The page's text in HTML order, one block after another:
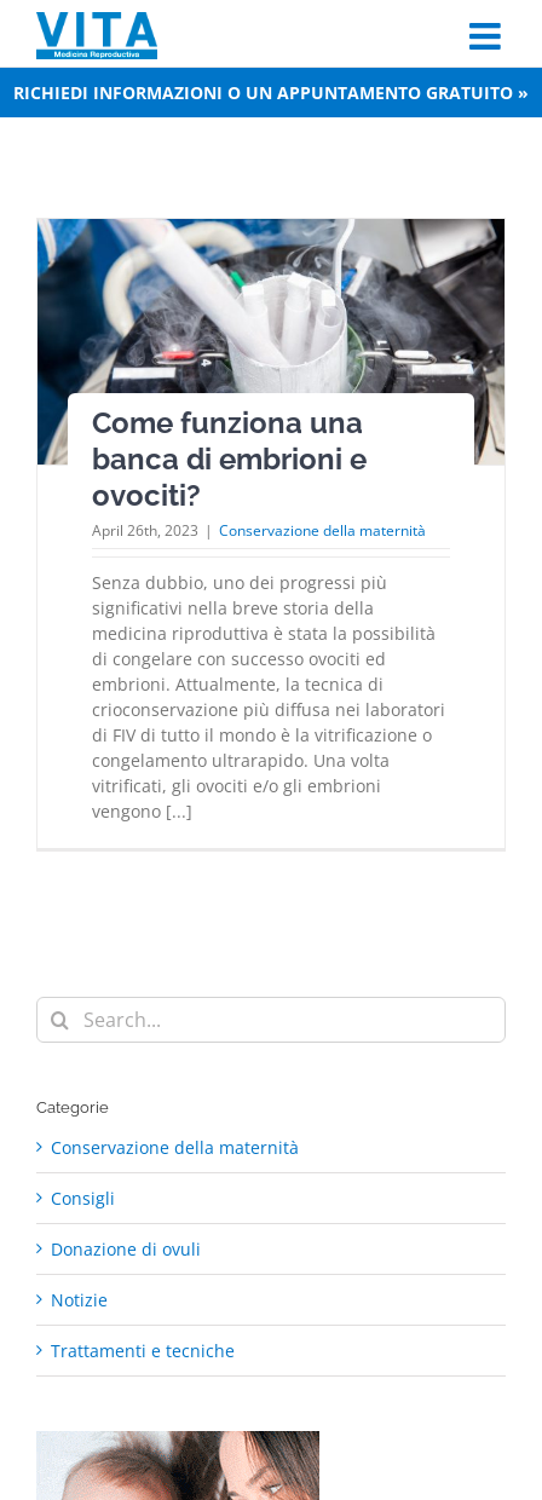
content
RICHIEDI INFORMAZIONI O UN APPUNTAMENTO GRATUITO »
Come funziona una
banca di embrioni e
ovociti?
April 26th, 2023 | Conservazione della maternità
Senza dubbio, uno dei progressi più
significativi nella breve storia della
medicina riproduttiva è stata la possibilità
di congelare con successo ovociti ed
embrioni. Attualmente, la tecnica di
crioconservazione più diffusa nei laboratori
di FIV di tutto il mondo è la vitrificazione o
congelamento ultrarapido. Una volta
vitrificati, gli ovociti e/o gli embrioni
vengono [...]
Search
for:
Categorie
Conservazione della maternità
Consigli
Donazione di ovuli
Notizie
Trattamenti e tecniche